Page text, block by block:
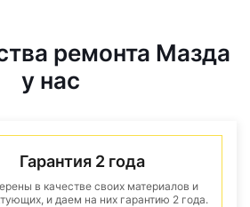
ремонта Мазда
у нас
Гарантия 2 года
в качестве своих материалов и
и даем на них гарантию 2 года.